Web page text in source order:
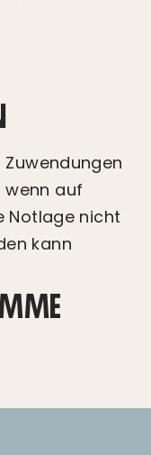
Zuwendungen
wenn auf
Notlage nicht
kann